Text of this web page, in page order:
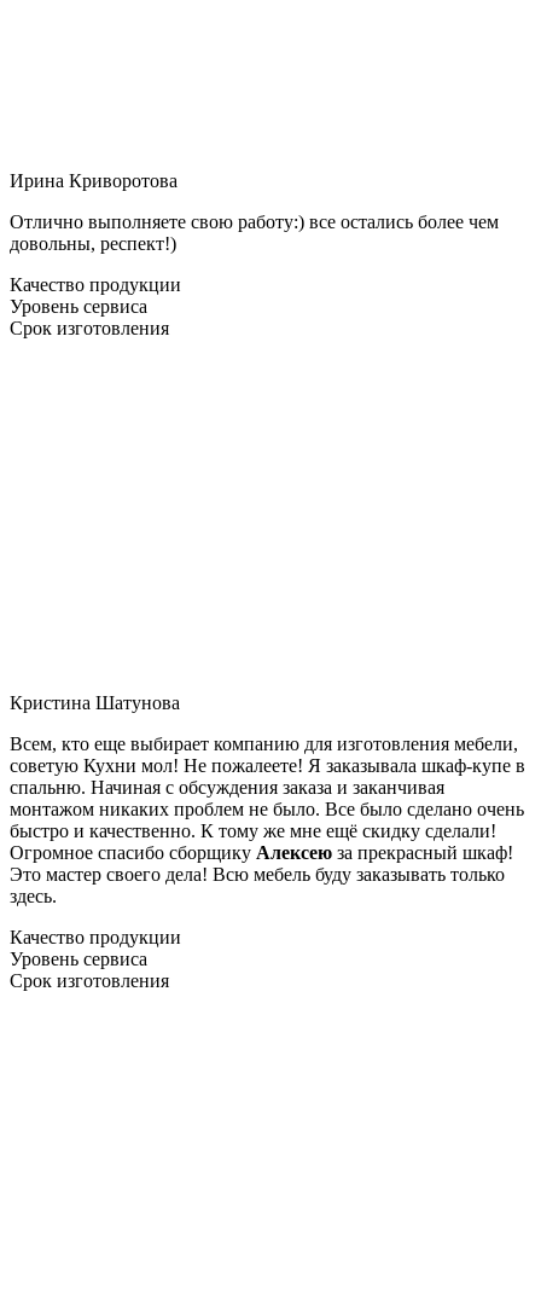
Ирина Криворотова
Отлично выполняете свою работу:) все остались более чем
довольны, респект!)
Качество продукции
Уровень сервиса
Срок изготовления
Кристина Шатунова
Всем, кто еще выбирает компанию для изготовления мебели,
советую Кухни мол! Не пожалеете! Я заказывала шкаф-купе в
спальню. Начиная с обсуждения заказа и заканчивая
монтажом никаких проблем не было. Все было сделано очень
быстро и качественно. К тому же мне ещё скидку сделали!
Огромное спасибо сборщику Алексею за прекрасный шкаф!
Это мастер своего дела! Всю мебель буду заказывать только
здесь.
Качество продукции
Уровень сервиса
Срок изготовления